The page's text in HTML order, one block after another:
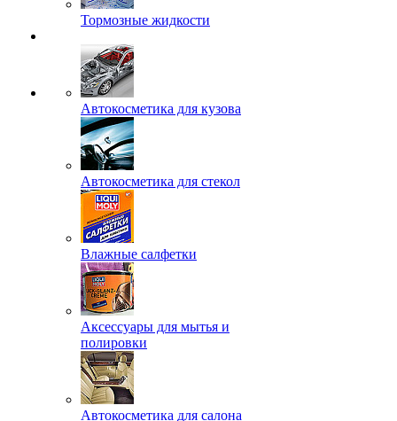
Тормозные жидкости
Автокосметика для кузова
Автокосметика для стекол
Влажные салфетки
Аксессуары для мытья и
полировки
Автокосметика для салона